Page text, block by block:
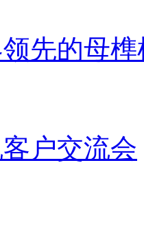
先的母榫
户交流会